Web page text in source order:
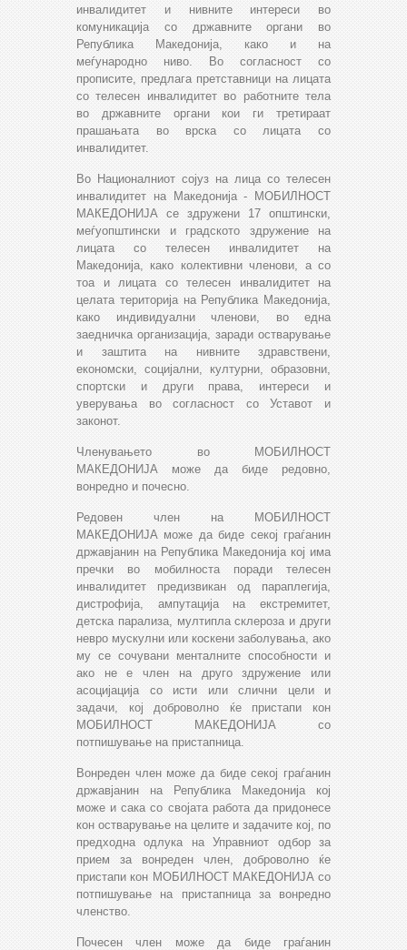
инвалидитет и нивните интереси во
комуникација со државните органи во
Република Македонија, како и на
меѓународно ниво. Во согласност со
прописите, предлага претставници на лицата
со телесен инвалидитет во работните тела
во државните органи кои ги третираат
прашањата во врска со лицата со
инвалидитет.
Во Националниот сојуз на лица со телесен
инвалидитет на Македонија - МОБИЛНОСТ
МАКЕДОНИЈА се здружени 17 општински,
меѓуопштински и градското здружение на
лицата со телесен инвалидитет на
Македонија, како колективни членови, а со
тоа и лицата со телесен инвалидитет на
целата територија на Република Македонија,
како индивидуални членови, во една
заедничка организација, заради остварување
и заштита на нивните здравствени,
економски, социјални, културни, образовни,
спортски и други права, интереси и
уверувања во согласност со Уставот и
законот.
Членувањето во МОБИЛНОСТ
МАКЕДОНИЈА може да биде редовно,
вонредно и почесно.
Редовен член на МОБИЛНОСТ
МАКЕДОНИЈА може да биде секој граѓанин
државјанин на Република Македонија кој има
пречки во мобилноста поради телесен
инвалидитет предизвикан од параплегија,
дистрофија, ампутација на екстремитет,
детска парализа, мултипла склероза и други
невро мускулни или коскени заболувања, ако
му се сочувани менталните способности и
ако не е член на друго здружение или
асоцијација со исти или слични цели и
задачи, кој доброволно ќе пристапи кон
МОБИЛНОСТ МАКЕДОНИЈА со
потпишување на пристапница.
Вонреден член може да биде секој граѓанин
државјанин на Република Македонија кој
може и сака со својата работа да придонесе
кон остварување на целите и задачите кој, по
предходна одлука на Управниот одбор за
прием за вонреден член, доброволно ќе
пристапи кон МОБИЛНОСТ МАКЕДОНИЈА со
потпишување на пристапница за вонредно
членство.
Почесен член може да биде граѓанин